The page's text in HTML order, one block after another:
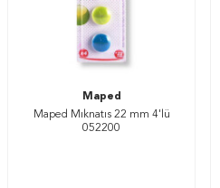
Maped
Maped Mıknatıs 22 mm 4'lü
052200